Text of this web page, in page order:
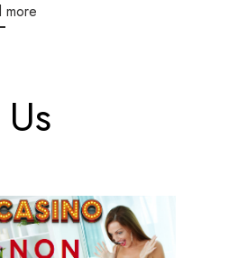
more